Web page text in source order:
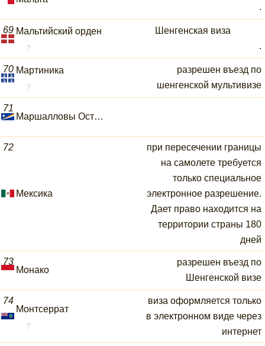
.
69 Мальтийский орден
Шенгенская виза
.
70 Мартиника
разрешен въезд по
шенгенской мультивизе
71
Маршалловы Острова
72
Мексика
при пересечении границы
на самолете требуется
только специальное
электронное разрешение.
Дает право находится на
территории страны 180
дней
73
Монако
разрешен въезд по
Шенгенской визе
74
Монтсеррат
виза оформляется только
в электронном виде через
интернет